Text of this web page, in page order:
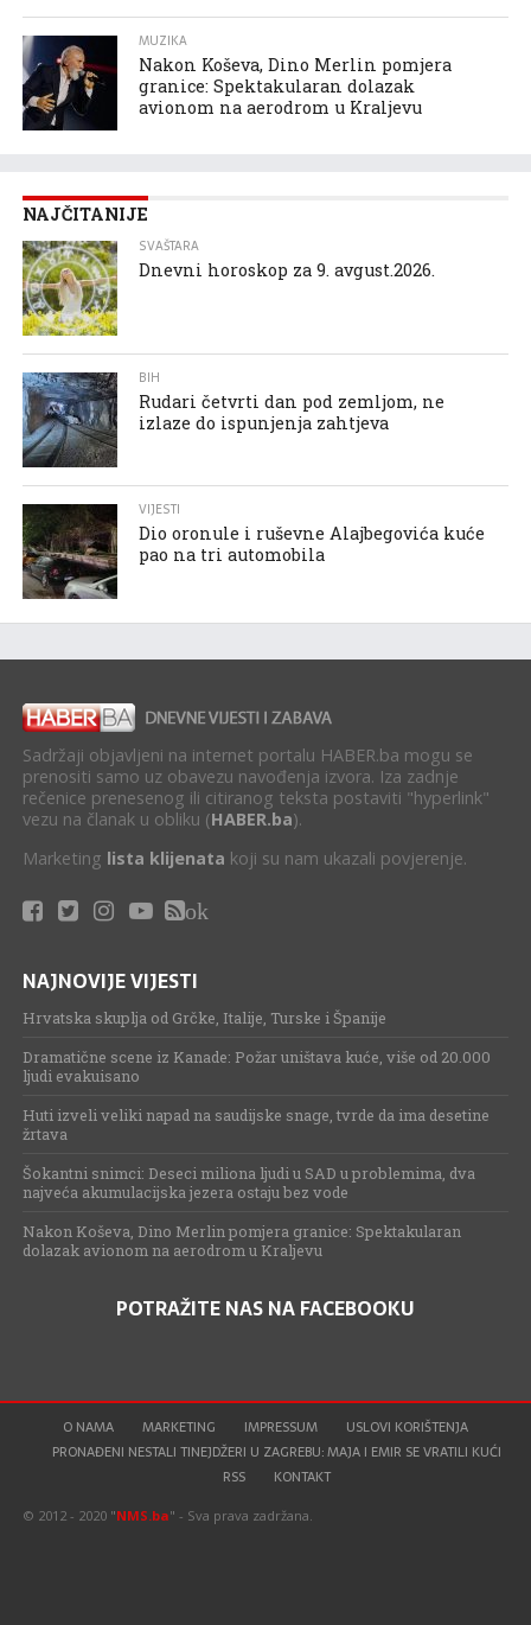
MUZIKA
Nakon Koševa, Dino Merlin pomjera
granice: Spektakularan dolazak
avionom na aerodrom u Kraljevu
NAJČITANIJE
SVAŠTARA
Dnevni horoskop za 9. avgust.2026.
BIH
Rudari četvrti dan pod zemljom, ne
izlaze do ispunjenja zahtjeva
VIJESTI
Dio oronule i ruševne Alajbegovića kuće
pao na tri automobila
Sadržaji objavljeni na internet portalu HABER.ba mogu se
prenositi samo uz obavezu navođenja izvora. Iza zadnje
rečenice prenesenog ili citiranog teksta postaviti "hyperlink"
vezu na članak u obliku (HABER.ba).
Marketing lista klijenata koji su nam ukazali povjerenje.
ok
NAJNOVIJE VIJESTI
Hrvatska skuplja od Grčke, Italije, Turske i Španije
Dramatične scene iz Kanade: Požar uništava kuće, više od 20.000
ljudi evakuisano
Huti izveli veliki napad na saudijske snage, tvrde da ima desetine
žrtava
Šokantni snimci: Deseci miliona ljudi u SAD u problemima, dva
najveća akumulacijska jezera ostaju bez vode
Nakon Koševa, Dino Merlin pomjera granice: Spektakularan
dolazak avionom na aerodrom u Kraljevu
POTRAŽITE NAS NA FACEBOOKU
O NAMA MARKETING IMPRESSUM
USLOVI KORIŠTENJA
PRONAĐENI NESTALI TINEJDŽERI U ZAGREBU: MAJA I EMIR SE VRATILI KUĆI
RSS
KONTAKT
© 2012 - 2020 "NMS.ba" - Sva prava zadržana.